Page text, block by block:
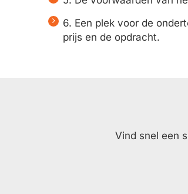
6. Een plek voor de
prijs en de opdracht.
Vind snel een